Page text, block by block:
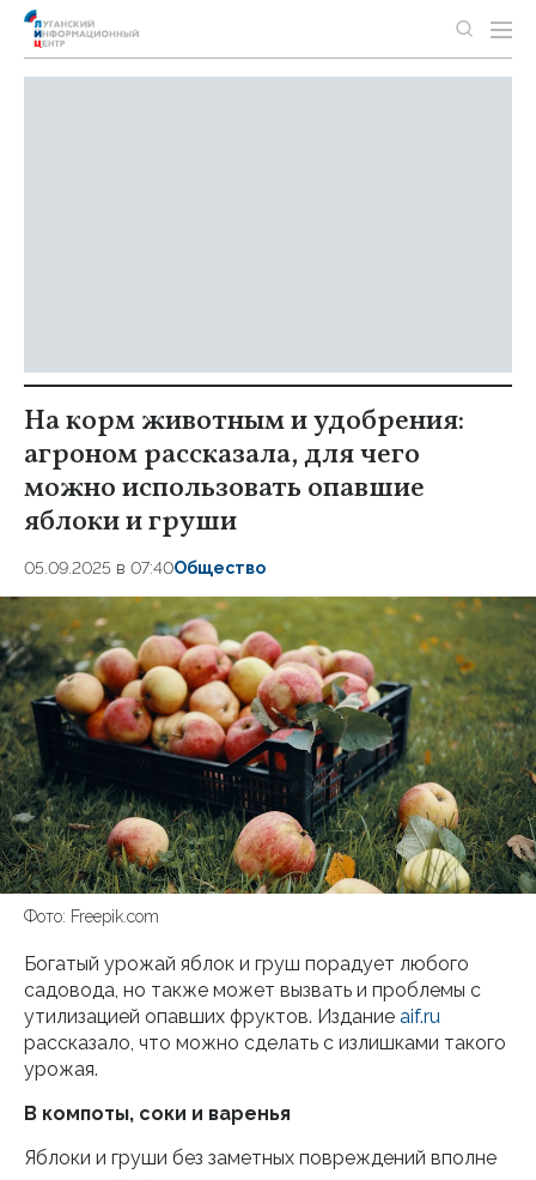
На корм животным и удобрения:
агроном рассказала, для чего
можно использовать опавшие
яблоки и груши
05.09.2025 в 07:40Общество
Фото: Freepik.com
Богатый урожай яблок и груш порадует любого
садовода, но также может вызвать и проблемы с
утилизацией опавших фруктов. Издание aif.ru
рассказало, что можно сделать с излишками такого
урожая.
В компоты, соки и варенья
Яблоки и груши без заметных повреждений вполне